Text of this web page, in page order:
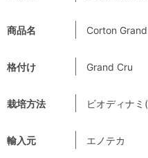
商品名 Corton
格付け Grand Cru
栽培方法 ビオディナ
輸入元 エノテカ